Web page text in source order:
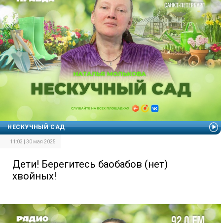
НЕСКУЧНЫЙ САД
11:03 | 30 мая 2025
Дети! Берегитесь баобабов (нет)
хвойных!